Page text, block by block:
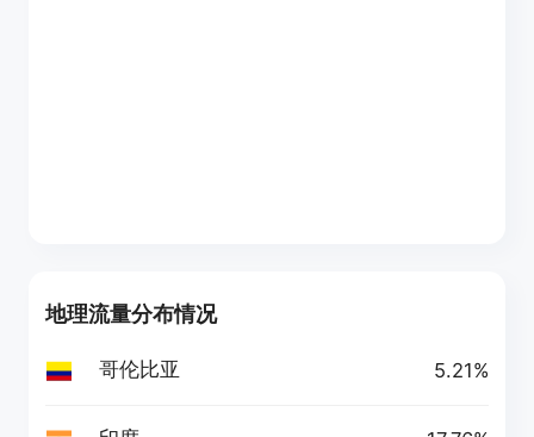
地理流量分布情况
哥伦比亚 5.21%